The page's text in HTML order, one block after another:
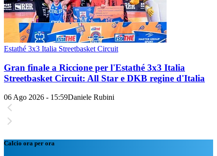
Estathé 3x3 Italia Streetbasket Circuit
Gran finale a Riccione per l'Estathé 3x3 Italia
Streetbasket Circuit: All Star e DKB regine d'Italia
06 Ago 2026 - 15:59Daniele Rubini
Calcio ora per ora